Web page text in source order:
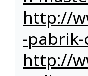
http://
-
http://